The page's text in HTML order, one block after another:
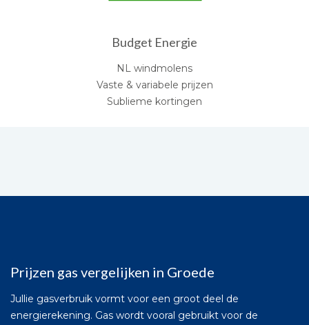
Budget Energie
NL windmolens
Vaste & variabele prijzen
Sublieme kortingen
Prijzen gas vergelijken in Groede
Jullie gasverbruik vormt voor een groot deel de
energierekening. Gas wordt vooral gebruikt voor de